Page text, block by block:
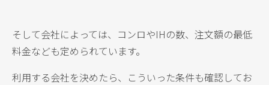
そして会社によっては、コンロやIHの数、注文額の最低
料金なども定められています。
利用する会社を決めたら、こういった条件も確認してお